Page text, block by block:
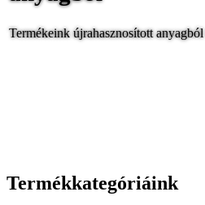
Termékeink újrahasznosított anyagból
Termékkategóriáink